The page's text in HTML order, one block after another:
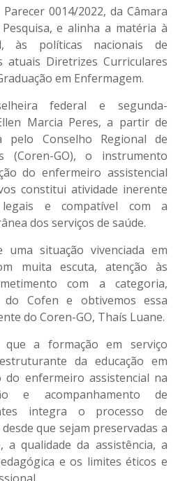
0014/2022, da Câmara
e alinha a matéria à
às políticas nacionais de
atuais Diretrizes Curriculares
em Enfermagem.
federal e segunda-
Marcia Peres, a partir de
pelo Conselho Regional de
(Coren-GO), o instrumento
do enfermeiro assistencial
constitui atividade inerente
e compatível com a
dos serviços de saúde.
uma situação vivenciada em
muita escuta, atenção às
com a categoria,
Cofen e obtivemos essa
do Coren-GO, Thaís Luane.
que a formação em serviço
da educação em
enfermeiro assistencial na
e acompanhamento de
integra o processo de
que sejam preservadas a
a qualidade da assistência, a
e os limites éticos e